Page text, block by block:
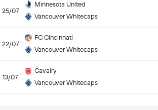
25/07
Minnesota United
Vancouver Whitecaps
22/07
FC Cincinnati
Vancouver Whitecaps
13/07
Cavalry
Vancouver Whitecaps